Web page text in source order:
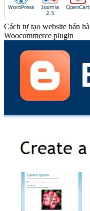
Cách tự tạo website bán
Woocommerce plugin